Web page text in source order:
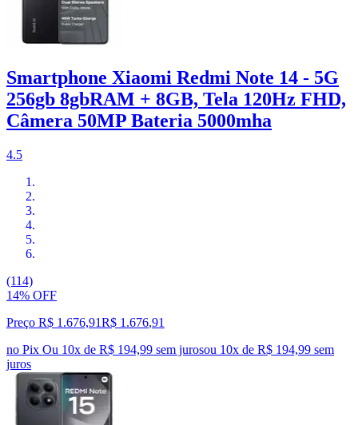
Smartphone Xiaomi Redmi Note 14 - 5G
256gb 8gbRAM + 8GB, Tela 120Hz FHD,
Câmera 50MP Bateria 5000mha
4.5
(114)
14% OFF
Preço R$ 1.676,91R$ 1.676,91
no Pix Ou 10x de R$ 194,99 sem jurosou 10x de R$ 194,99 sem
juros